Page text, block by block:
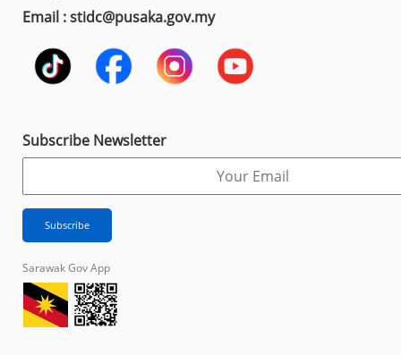
Email : stidc@pusaka.gov.my
Subscribe Newsletter
Sarawak Gov App